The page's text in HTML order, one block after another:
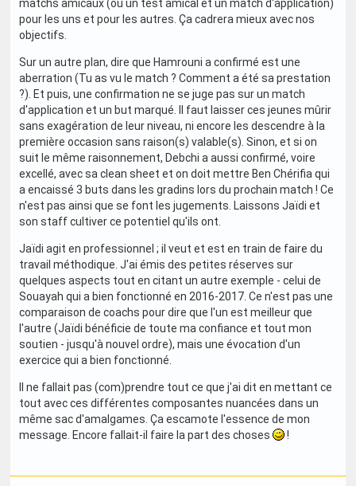
matchs amicaux (ou un test amical et un match d'application)
pour les uns et pour les autres. Ça cadrera mieux avec nos
objectifs.
Sur un autre plan, dire que Hamrouni a confirmé est une
aberration (Tu as vu le match ? Comment a été sa prestation
?). Et puis, une confirmation ne se juge pas sur un match
d'application et un but marqué. Il faut laisser ces jeunes mûrir
sans exagération de leur niveau, ni encore les descendre à la
première occasion sans raison(s) valable(s). Sinon, et si on
suit le même raisonnement, Debchi a aussi confirmé, voire
excellé, avec sa clean sheet et on doit mettre Ben Chérifia qui
a encaissé 3 buts dans les gradins lors du prochain match ! Ce
n'est pas ainsi que se font les jugements. Laissons Jaïdi et
son staff cultiver ce potentiel qu'ils ont.
Jaïdi agit en professionnel ; il veut et est en train de faire du
travail méthodique. J'ai émis des petites réserves sur
quelques aspects tout en citant un autre exemple - celui de
Souayah qui a bien fonctionné en 2016-2017. Ce n'est pas une
comparaison de coachs pour dire que l'un est meilleur que
l'autre (Jaïdi bénéficie de toute ma confiance et tout mon
soutien - jusqu'à nouvel ordre), mais une évocation d'un
exercice qui a bien fonctionné.
Il ne fallait pas (com)prendre tout ce que j'ai dit en mettant ce
tout avec ces différentes composantes nuancées dans un
même sac d'amalgames. Ça escamote l'essence de mon
message. Encore fallait-il faire la part des choses
!